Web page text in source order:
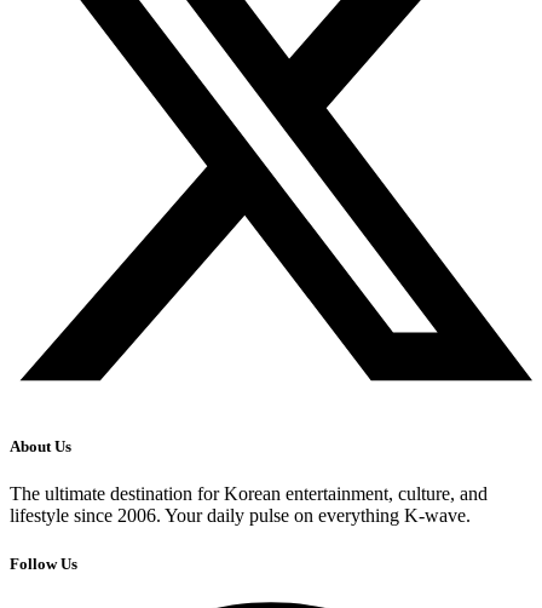
About Us
The ultimate destination for Korean entertainment, culture, and
lifestyle since 2006. Your daily pulse on everything K-wave.
Follow Us